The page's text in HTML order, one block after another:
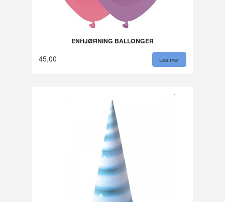
ENHJØRNING BALLONGER
45,00 Les mer